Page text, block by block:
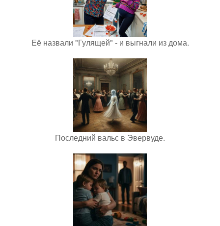
Её назвали "Гулящей" - и выгнали из дома.
Последний вальс в Эвервуде.